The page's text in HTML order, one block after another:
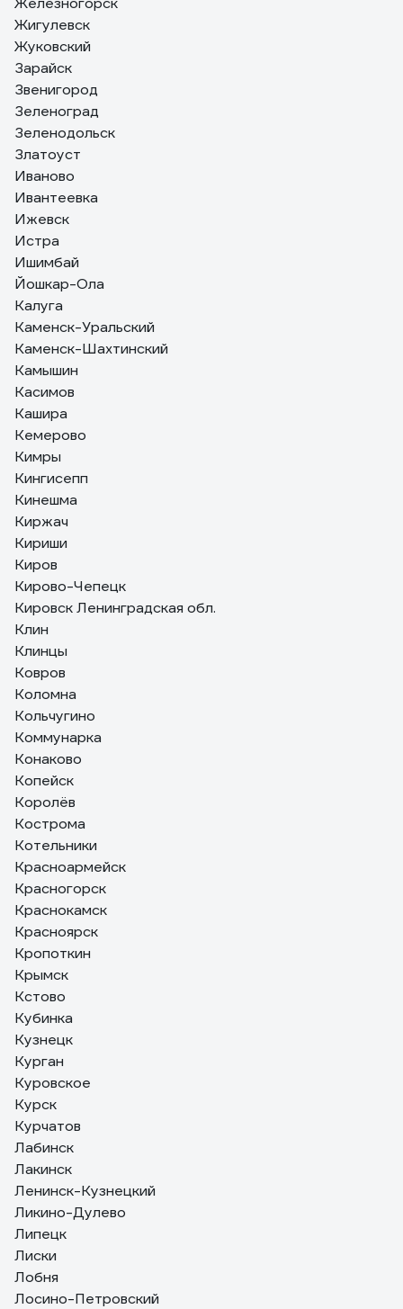
Жигулевск
Жуковский
Зарайск
Звенигород
Зеленоград
Зеленодольск
Златоуст
Иваново
Ивантеевка
Ижевск
Истра
Ишимбай
Йошкар-Ола
Калуга
Каменск-Уральский
Каменск-Шахтинский
Камышин
Касимов
Кашира
Кемерово
Кимры
Кингисепп
Кинешма
Киржач
Кириши
Киров
Кирово-Чепецк
Кировск Ленинградская обл.
Клин
Клинцы
Ковров
Коломна
Кольчугино
Коммунарка
Конаково
Копейск
Королёв
Кострома
Котельники
Красноармейск
Красногорск
Краснокамск
Красноярск
Кропоткин
Крымск
Кстово
Кубинка
Кузнецк
Курган
Куровское
Курск
Курчатов
Лабинск
Лакинск
Ленинск-Кузнецкий
Ликино-Дулево
Липецк
Лиски
Лобня
Лосино-Петровский